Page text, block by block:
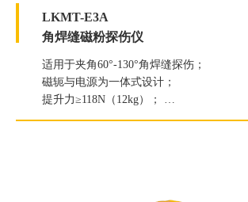
LKMT-E3A
角焊缝磁粉探伤仪
适用于夹角60°-130°角焊缝探伤；
磁轭与电源为一体式设计；
提升力≥118N（12kg）；
白光照度≥2000Lux；